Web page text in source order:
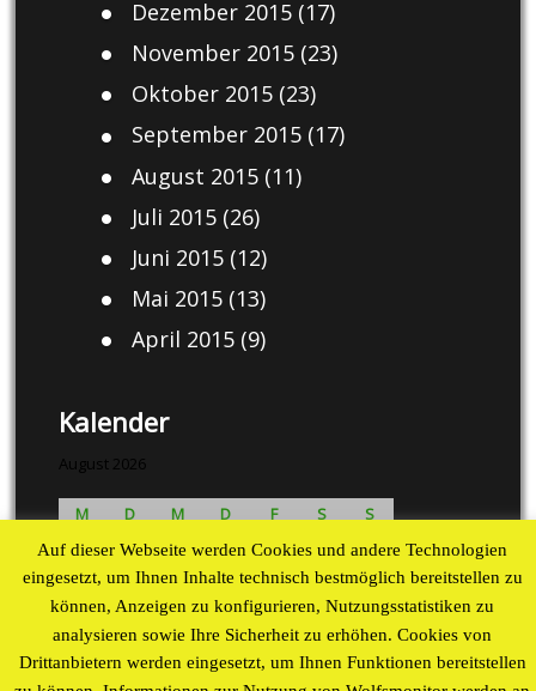
Dezember 2015(17)
November 2015(23)
Oktober 2015(23)
September 2015(17)
August 2015(11)
Juli 2015(26)
Juni 2015(12)
Mai 2015(13)
April 2015(9)
Kalender
August 2026
M D M D F S
S
1
2
3
4 5 6 7 8
9
10
11 12 13 14 15
16
17
18 19 20 21 22
23
24
25 26 27 28 29
30
Auf dieser Webseite werden Cookies und andere Technologien
eingesetzt, um Ihnen Inhalte technisch bestmöglich bereitstellen zu
können, Anzeigen zu konfigurieren, Nutzungsstatistiken zu
analysieren sowie Ihre Sicherheit zu erhöhen. Cookies von
Drittanbietern werden eingesetzt, um Ihnen Funktionen bereitstellen